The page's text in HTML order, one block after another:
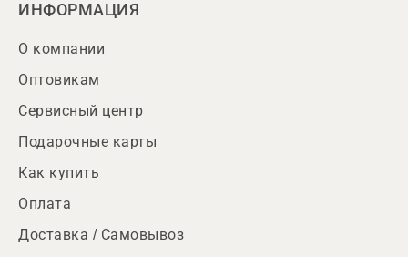
ИНФОРМАЦИЯ
О компании
Оптовикам
Сервисный центр
Подарочные карты
Как купить
Оплата
Доставка / Самовывоз